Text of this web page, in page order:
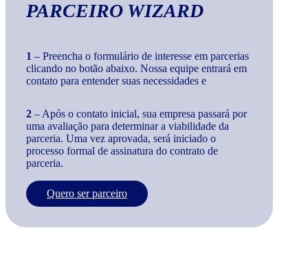
PARCEIRO WIZARD
1 – Preencha o formulário de interesse em parcerias
clicando no botão abaixo. Nossa equipe entrará em
contato para entender suas necessidades e
2 – Após o contato inicial, sua empresa passará por
uma avaliação para determinar a viabilidade da
parceria. Uma vez aprovada, será iniciado o
processo formal de assinatura do contrato de
parceria.
Quero ser parceiro